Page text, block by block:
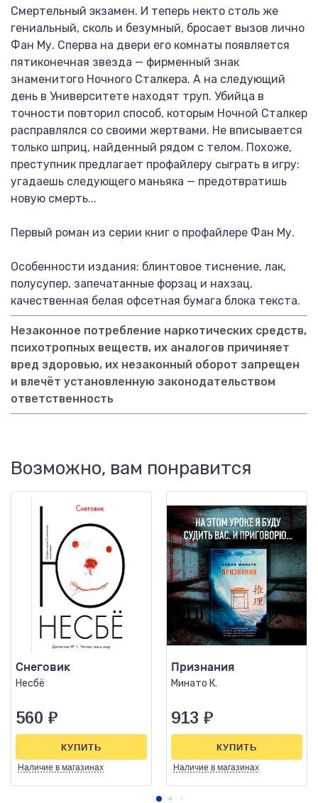
Смертельный экзамен. И теперь некто столь же
гениальный, сколь и безумный, бросает вызов лично
Фан Му. Сперва на двери его комнаты появляется
пятиконечная звезда — фирменный знак
знаменитого Ночного Сталкера. А на следующий
день в Университете находят труп. Убийца в
точности повторил способ, которым Ночной Сталкер
расправлялся со своими жертвами. Не вписывается
только шприц, найденный рядом с телом. Похоже,
преступник предлагает профайлеру сыграть в игру:
угадаешь следующего маньяка — предотвратишь
новую смерть...
Первый роман из серии книг о профайлере Фан Му.
Особенности издания: блинтовое тиснение, лак,
полусупер, запечатанные форзац и нахзац,
качественная белая офсетная бумага блока текста.
Незаконное потребление наркотических средств,
психотропных веществ, их аналогов причиняет
вред здоровью, их незаконный оборот запрещен
и влечёт установленную законодательством
ответственность
Возможно, вам понравится
Снеговик
Несбё
560 ₽
Наличие в магазинах
КУПИТЬ
Признания
Минато К.
913 ₽
Наличие в магазинах
КУПИТЬ